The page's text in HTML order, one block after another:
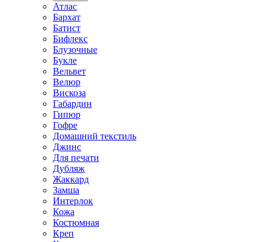
Атлас
Бархат
Батист
Бифлекс
Блузочные
Букле
Вельвет
Велюр
Вискоза
Габардин
Гипюр
Гофре
Домашний текстиль
Джинс
Для печати
Дубляж
Жаккард
Замша
Интерлок
Кожа
Костюмная
Креп